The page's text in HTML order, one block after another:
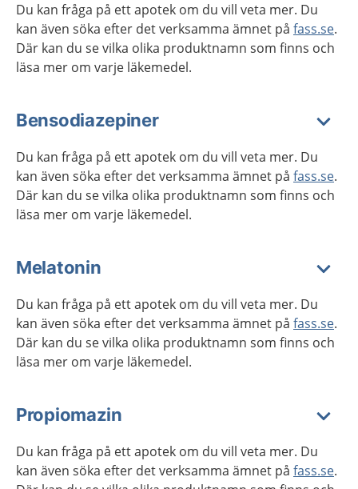
Du kan fråga på ett apotek om du vill veta mer. Du
kan även söka efter det verksamma ämnet på fass.se.
Där kan du se vilka olika produktnamn som finns och
läsa mer om varje läkemedel.
Bensodiazepiner
Du kan fråga på ett apotek om du vill veta mer. Du
kan även söka efter det verksamma ämnet på fass.se.
Där kan du se vilka olika produktnamn som finns och
läsa mer om varje läkemedel.
Melatonin
Du kan fråga på ett apotek om du vill veta mer. Du
kan även söka efter det verksamma ämnet på fass.se.
Där kan du se vilka olika produktnamn som finns och
läsa mer om varje läkemedel.
Propiomazin
Du kan fråga på ett apotek om du vill veta mer. Du
kan även söka efter det verksamma ämnet på fass.se.